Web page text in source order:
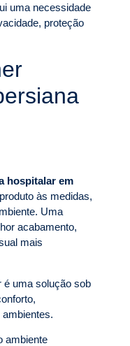
uma necessidade
proteção
hospitalar em
às medidas,
Uma
acabamento,
mais
é uma solução sob
ambiente